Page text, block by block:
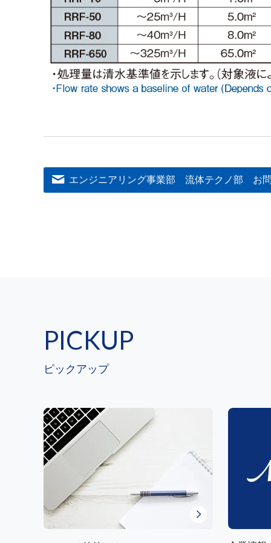
エンジニアリング事業部 流体テクノ部 お
PICKUP
ピックアップ